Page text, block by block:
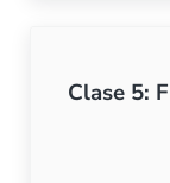
Clase 5: